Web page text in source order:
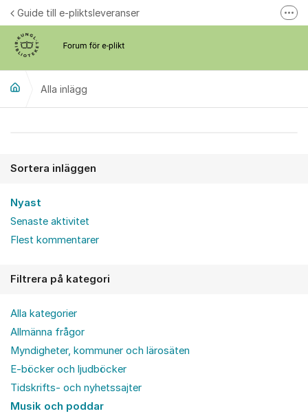
Hoppa till innehåll
Guide till e-pliktsleveranser
Alla inlägg
Sortera inläggen
Nyast
Senaste aktivitet
Flest kommentarer
Filtrera på kategori
Alla kategorier
Allmänna frågor
Myndigheter, kommuner och lärosäten
E-böcker och ljudböcker
Tidskrifts- och nyhetssajter
Musik och poddar